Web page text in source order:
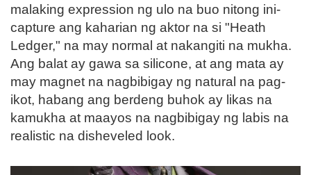
malaking expression ng ulo na buo nitong ini-
capture ang kaharian ng aktor na si "Heath
Ledger," na may normal at nakangiti na mukha.
Ang balat ay gawa sa silicone, at ang mata ay
may magnet na nagbibigay ng natural na pag-
ikot, habang ang berdeng buhok ay likas na
kamukha at maayos na nagbibigay ng labis na
realistic na disheveled look.